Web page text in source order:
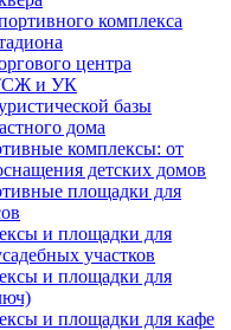
комплекса
центра
ТСЖ и УК
базы
дома
комплексы: от
детских домов
площадки для
и площадки для
участков
и площадки для
и площадки для кафе